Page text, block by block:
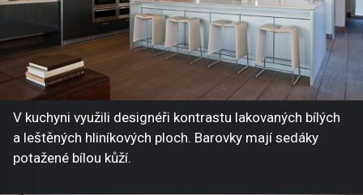
V kuchyni využili designéři kontrastu lakovaných bílých
a leštěných hliníkových ploch. Barovky mají sedáky
potažené bílou kůží.